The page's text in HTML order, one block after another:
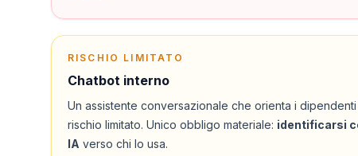
RISCHIO LIMITATO
Chatbot interno
Un assistente conversazionale che orienta i
rischio limitato. Unico obbligo materiale: identificarsi
IA verso chi lo usa.